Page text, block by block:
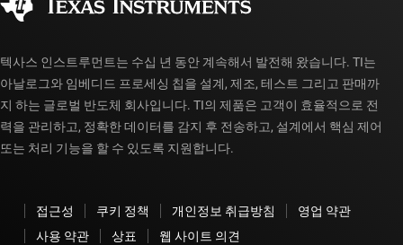
myTI 계정 FAQ
텍사스 인스트루먼트는 수십 년 동안 계속해서 발전해 왔습니다. TI는
아날로그와 임베디드 프로세싱 칩을 설계, 제조, 테스트 그리고 판매까
지 하는 글로벌 반도체 회사입니다. TI의 제품은 고객이 효율적으로 전
력을 관리하고, 정확한 데이터를 감지 후 전송하고, 설계에서 핵심 제어
또는 처리 기능을 할 수 있도록 지원합니다.
접근성 쿠키 정책 개인정보 취급방침
영업 약관
사용 약관
상표 웹 사이트 의견